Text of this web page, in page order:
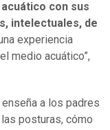
con sus
intelectuales, de
experiencia
medio acuático”,
a los padres
posturas, cómo